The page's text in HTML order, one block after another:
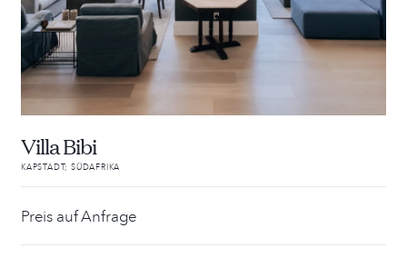
Villa Bibi
KAPSTADT; SÜDAFRIKA
Preis auf Anfrage